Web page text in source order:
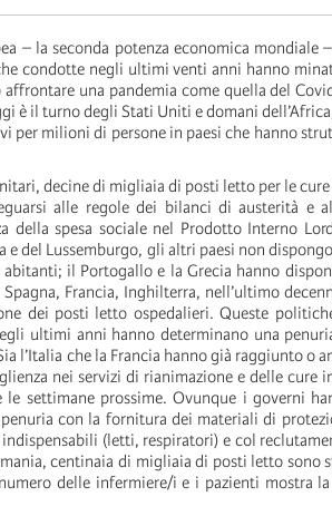
– la seconda potenza economica mondiale
condotte negli ultimi venti anni hanno
una pandemia come quella del
è il turno degli Stati Uniti e domani
per milioni di persone in paesi che hanno
decine di migliaia di posti letto per le
alle regole dei bilanci di austerità e
della spesa sociale nel Prodotto Interno
del Lussemburgo, gli altri paesi non
il Portogallo e la Grecia hanno
Francia, Inghilterra, nell’ultimo
dei posti letto ospedalieri. Queste
ultimi anni hanno determinano una
l’Italia che la Francia hanno già raggiunto o
nei servizi di rianimazione e delle cure
le settimane prossime. Ovunque i governi
con la fornitura dei materiali di
(letti, respiratori) e col
centinaia di migliaia di posti letto sono
delle infermiere/i e i pazienti mostra la